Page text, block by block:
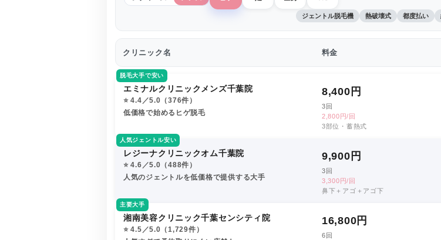
ジェントル脱毛機 熱破壊式 都度払い
クリニック名 料金
脱毛大手で安い
エミナルクリニックメンズ千葉院
⭐️ 4.4／5.0（376件）
低価格で始めるヒゲ脱毛
8,400 円
3回
2,800円/回
3部位・蓄熱式
人気ジェントル安い
レジーナクリニックオム千葉院
⭐️ 4.6／5.0（488件）
人気のジェントルを低価格で提供する大手
9,900 円
3回
3,300円/回
鼻下＋アゴ＋アゴ下
主要大手
湘南美容クリニック千葉センシティ院
⭐️ 4.5／5.0（1,729件）
16,800 円
6回